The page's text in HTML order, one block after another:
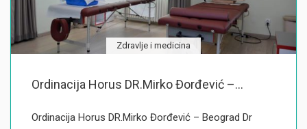
Zdravlje i medicina
Ordinacija Horus DR.Mirko Đorđević –...
Ordinacija Horus DR.Mirko Đorđević – Beograd Dr